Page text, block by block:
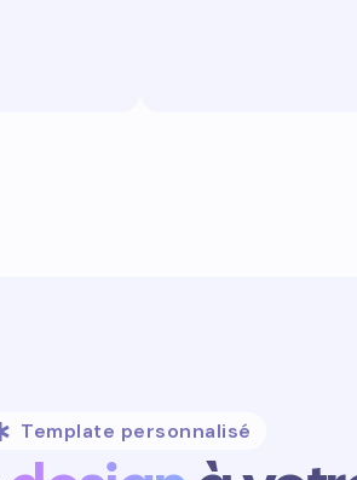
Template personnalisé